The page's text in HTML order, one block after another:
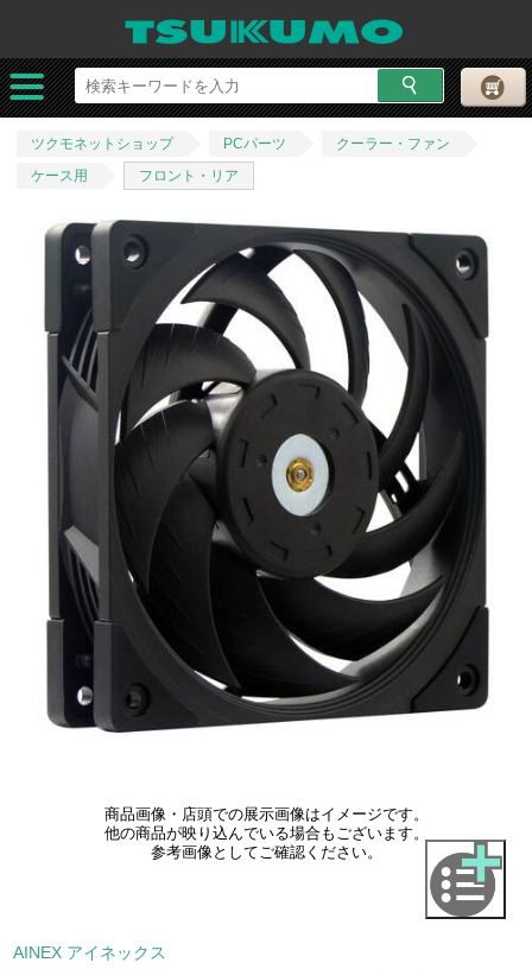
ツクモネットショップ PCパーツ
クーラー・ファン
ケース用
フロント・リア
商品画像・店頭での展示画像はイメージです。
他の商品が映り込んでいる場合もございます。
参考画像としてご確認ください。
AINEX アイネックス